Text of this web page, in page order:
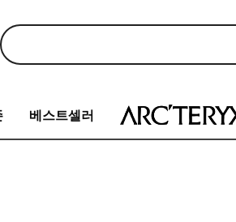
베스트셀러